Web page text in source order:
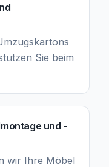
Sie beim
und -
wir Ihre Möbel